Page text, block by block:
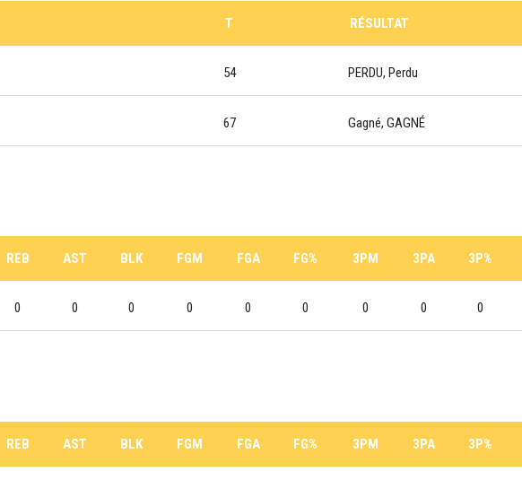
T RÉSULTAT
54 PERDU, Perdu
67 Gagné, GAGNÉ
REB AST BLK FGM FGA FG% 3PM 3PA 3P%
0 0 0 0 0 0 0 0 0
REB AST BLK FGM FGA FG% 3PM 3PA 3P%